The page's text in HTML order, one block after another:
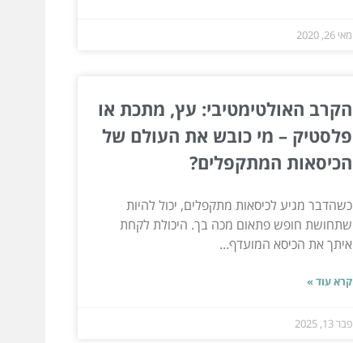
מאי 26, 2020
הקרב האולטימטיבי: עץ, מתכת או
פלסטיק – מי כובש את העולם של
הכיסאות המתקפלים?
כשהדבר מגיע לכיסאות מתקפלים, יכול להיות
שתחושת חופש פתאום מכה בך. היכולת לקחת
איתך את הכיסא המועדף...
קרא עוד »
פבר 13, 2025